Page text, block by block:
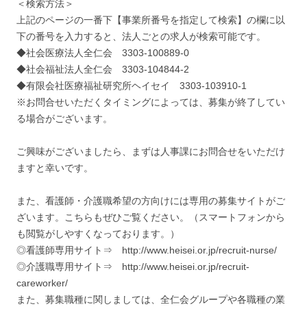
＜検索方法＞
上記のページの一番下【事業所番号を指定して検索】の欄に以
下の番号を入力すると、法人ごとの求人が検索可能です。
◆社会医療法人全仁会 3303-100889-0
◆社会福祉法人全仁会 3303-104844-2
◆有限会社医療福祉研究所ヘイセイ 3303-103910-1
※お問合せいただくタイミングによっては、募集が終了してい
る場合がございます。
ご興味がございましたら、まずは人事課にお問合せをいただけ
ますと幸いです。
また、看護師・介護職希望の方向けには専用の募集サイトがご
ざいます。こちらもぜひご覧ください。（スマートフォンから
も閲覧がしやすくなっております。）
◎看護師専用サイト⇒ http://www.heisei.or.jp/recruit-nurse/
◎介護職専用サイト⇒ http://www.heisei.or.jp/recruit-
careworker/
また、募集職種に関しましては、全仁会グループや各職種の業